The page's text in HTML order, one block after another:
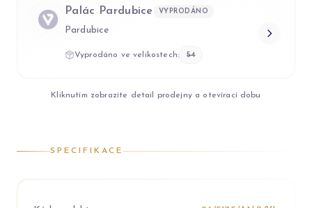
Palác Pardubice VYPRODÁNO
Pardubice
Vyprodáno ve velikostech: 54
Kliknutím zobrazíte detail prodejny a otevírací dobu
SPECIFIKACE